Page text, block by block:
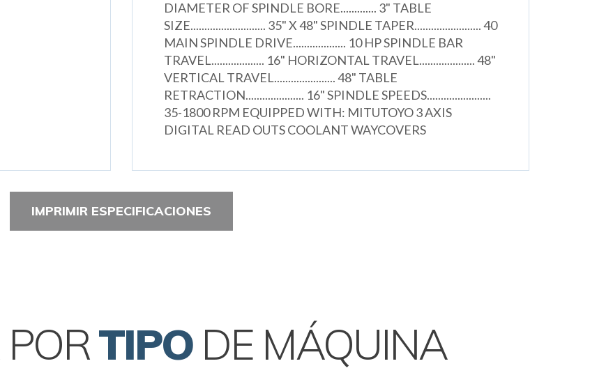
DIAMETER OF SPINDLE BORE............. 3" TABLE
SIZE........................... 35" X 48" SPINDLE TAPER........................ 40
MAIN SPINDLE DRIVE................... 10 HP SPINDLE BAR
TRAVEL................... 16" HORIZONTAL TRAVEL.................... 48"
VERTICAL TRAVEL...................... 48" TABLE
RETRACTION..................... 16" SPINDLE SPEEDS.......................
35-1800 RPM EQUIPPED WITH: MITUTOYO 3 AXIS
DIGITAL READ OUTS COOLANT WAYCOVERS
IMPRIMIR ESPECIFICACIONES
TIPODE MÁQUINA